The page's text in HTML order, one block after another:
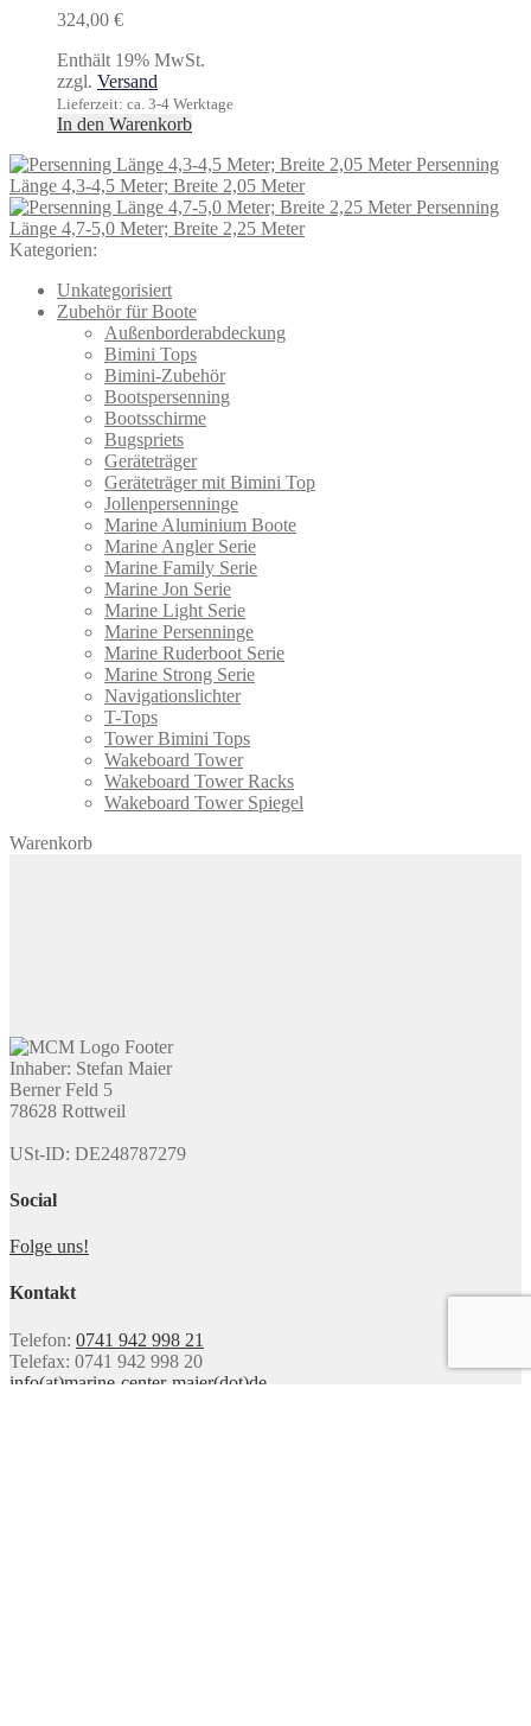
324,00 €
Enthält 19% MwSt.
zzgl. Versand
Lieferzeit: ca. 3-4 Werktage
In den Warenkorb
Persenning
Länge 4,3-4,5 Meter; Breite 2,05 Meter
Persenning
Länge 4,7-5,0 Meter; Breite 2,25 Meter
Kategorien:
Unkategorisiert
Zubehör für Boote
Außenborderabdeckung
Bimini Tops
Bimini-Zubehör
Bootspersenning
Bootsschirme
Bugspriets
Geräteträger
Geräteträger mit Bimini Top
Jollenpersenninge
Marine Aluminium Boote
Marine Angler Serie
Marine Family Serie
Marine Jon Serie
Marine Light Serie
Marine Persenninge
Marine Ruderboot Serie
Marine Strong Serie
Navigationslichter
T-Tops
Tower Bimini Tops
Wakeboard Tower
Wakeboard Tower Racks
Wakeboard Tower Spiegel
Warenkorb
Inhaber: Stefan Maier
Berner Feld 5
78628 Rottweil
USt-ID: DE248787279
Social
Folge uns!
Kontakt
Telefon: 0741 942 998 21
Telefax: 0741 942 998 20
info(at)marine-center-maier(dot)de